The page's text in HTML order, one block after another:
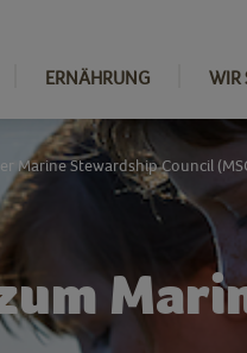
ERNÄHRUNG WIR
Marine Stewardship Council